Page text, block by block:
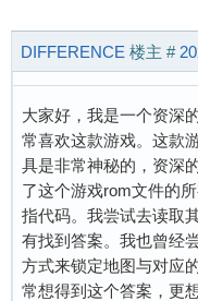
DIFFERENCE 楼主 #
大家好，我是一个资深
常喜欢这款游戏。这款
具是非常神秘的，资深
了这个游戏rom文件的
指代码。我尝试去读取
有找到答案。我也曾经
方式来锁定地图与对应
常想得到这个答案，更